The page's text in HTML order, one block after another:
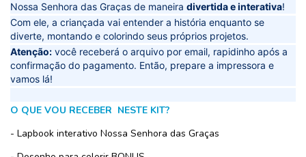
Nossa Senhora das Graças de maneira divertida e interativa!
Com ele, a criançada vai entender a história enquanto se
diverte, montando e colorindo seus próprios projetos.
Atenção: você receberá o arquivo por email, rapidinho após a
confirmação do pagamento. Então, prepare a impressora e
vamos lá!
O QUE VOU RECEBER NESTE KIT?
- Lapbook interativo Nossa Senhora das Graças